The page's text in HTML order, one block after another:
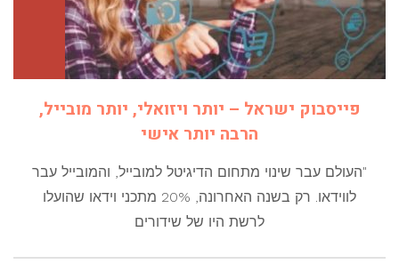
פייסבוק ישראל – יותר ויזואלי, יותר מובייל,
הרבה יותר אישי
"העולם עבר שינוי מתחום הדיגיטל למובייל, והמובייל עבר
לווידאו. רק בשנה האחרונה, 20% מתכני וידאו שהועלו
לרשת היו של שידורים